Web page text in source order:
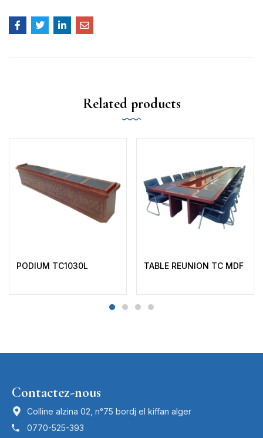
Related products
PODIUM TC1030L TABLE REUNION TC MDF
Contactez-nous
Colline alzina 02, n°75 bordj el kiffan alger
0770-525-393